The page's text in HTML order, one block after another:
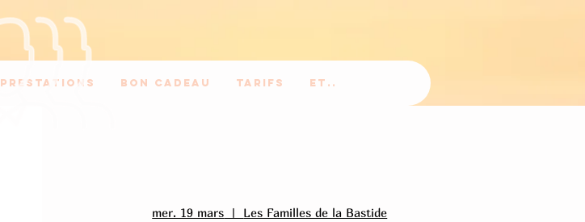
mer. 19 mars
  |
Les Familles de la Bastide
Prestations Bon Cadeau Tarifs Et..